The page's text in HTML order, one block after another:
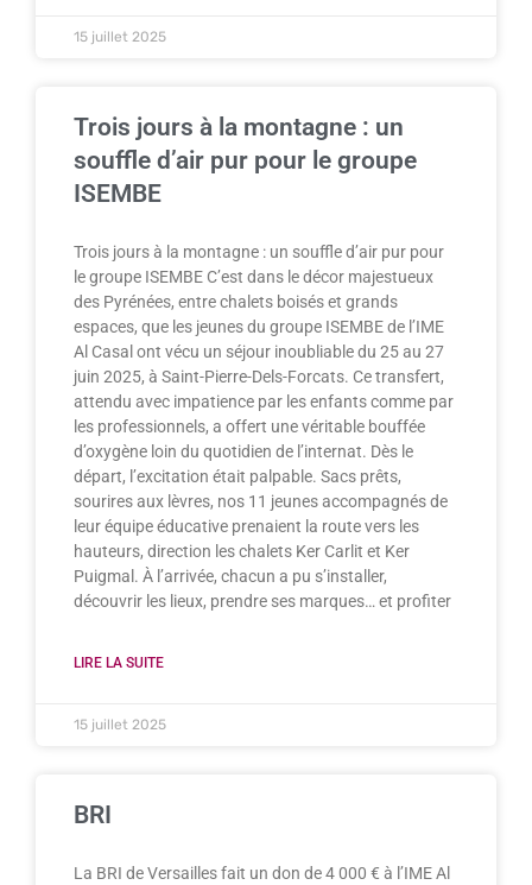
15 juillet 2025
Trois jours à la montagne : un
souffle d’air pur pour le groupe
ISEMBE
Trois jours à la montagne : un souffle d’air pur pour
le groupe ISEMBE C’est dans le décor majestueux
des Pyrénées, entre chalets boisés et grands
espaces, que les jeunes du groupe ISEMBE de l’IME
Al Casal ont vécu un séjour inoubliable du 25 au 27
juin 2025, à Saint-Pierre-Dels-Forcats. Ce transfert,
attendu avec impatience par les enfants comme par
les professionnels, a offert une véritable bouffée
d’oxygène loin du quotidien de l’internat. Dès le
départ, l’excitation était palpable. Sacs prêts,
sourires aux lèvres, nos 11 jeunes accompagnés de
leur équipe éducative prenaient la route vers les
hauteurs, direction les chalets Ker Carlit et Ker
Puigmal. À l’arrivée, chacun a pu s’installer,
découvrir les lieux, prendre ses marques… et profiter
LIRE LA SUITE
15 juillet 2025
BRI
La BRI de Versailles fait un don de 4 000 € à l’IME Al